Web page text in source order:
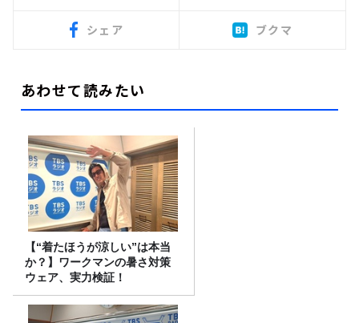
シェア ブクマ
あわせて読みたい
【“着たほうが涼しい”は本当
か？】ワークマンの暑さ対策
ウェア、実力検証！